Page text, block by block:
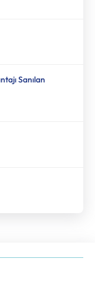
Sanılan